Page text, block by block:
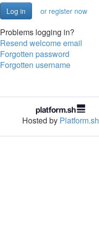
or register now
Problems logging in?
Resend welcome email
Forgotten password
Forgotten username
Hosted by Platform.sh